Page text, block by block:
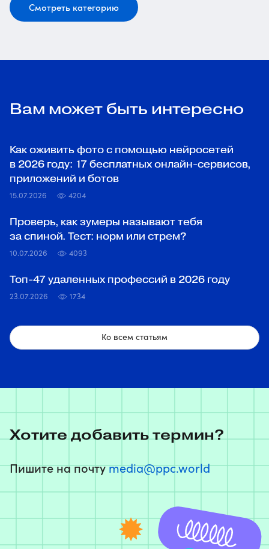
Смотреть категорию
Вам может быть интересно
Как оживить фото с помощью нейросетей
в 2026 году: 17 бесплатных онлайн-сервисов,
приложений и ботов
15.07.2026 4204
Проверь, как зумеры называют тебя
за спиной. Тест: норм или стрем?
10.07.2026 4093
Топ‑47 удаленных профессий в 2026 году
23.07.2026 1734
Ко всем статьям
Хотите добавить термин?
Пишите на почтуmedia@ppc.world